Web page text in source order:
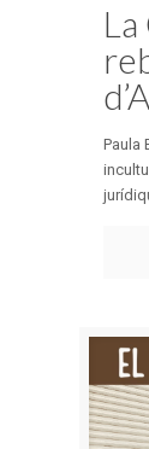
Paula